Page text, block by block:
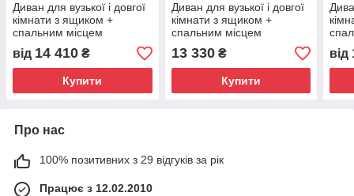
Диван для вузької і довгої
кімнати з ящиком +
спальним місцем
від 14 410 ₴
Купити
Диван для вузької і довгої
кімнати з ящиком +
спальним місцем
13 330₴
Купити
від
Про нас
100% позитивних з 29 відгуків за рік
Працює з 12.02.2010